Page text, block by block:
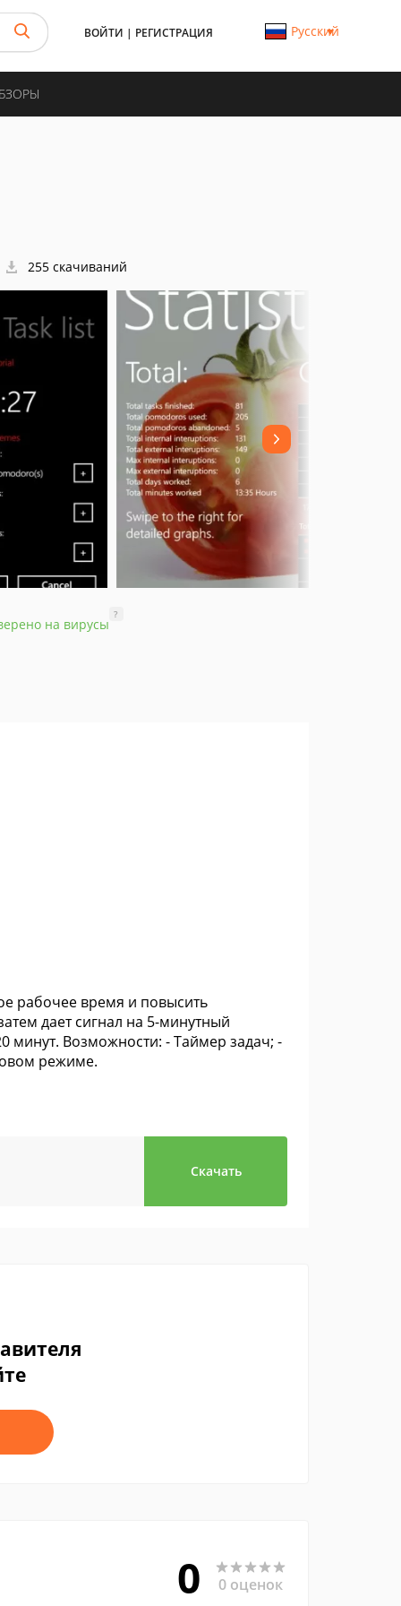
ВОЙТИ | РЕГИСТРАЦИЯ Русский
255 скачиваний
на вирусы
?
рабочее время и повысить
дает сигнал на 5-минутный
минут. Возможности: - Таймер задач; -
режиме.
Скачать
0 0 оценок